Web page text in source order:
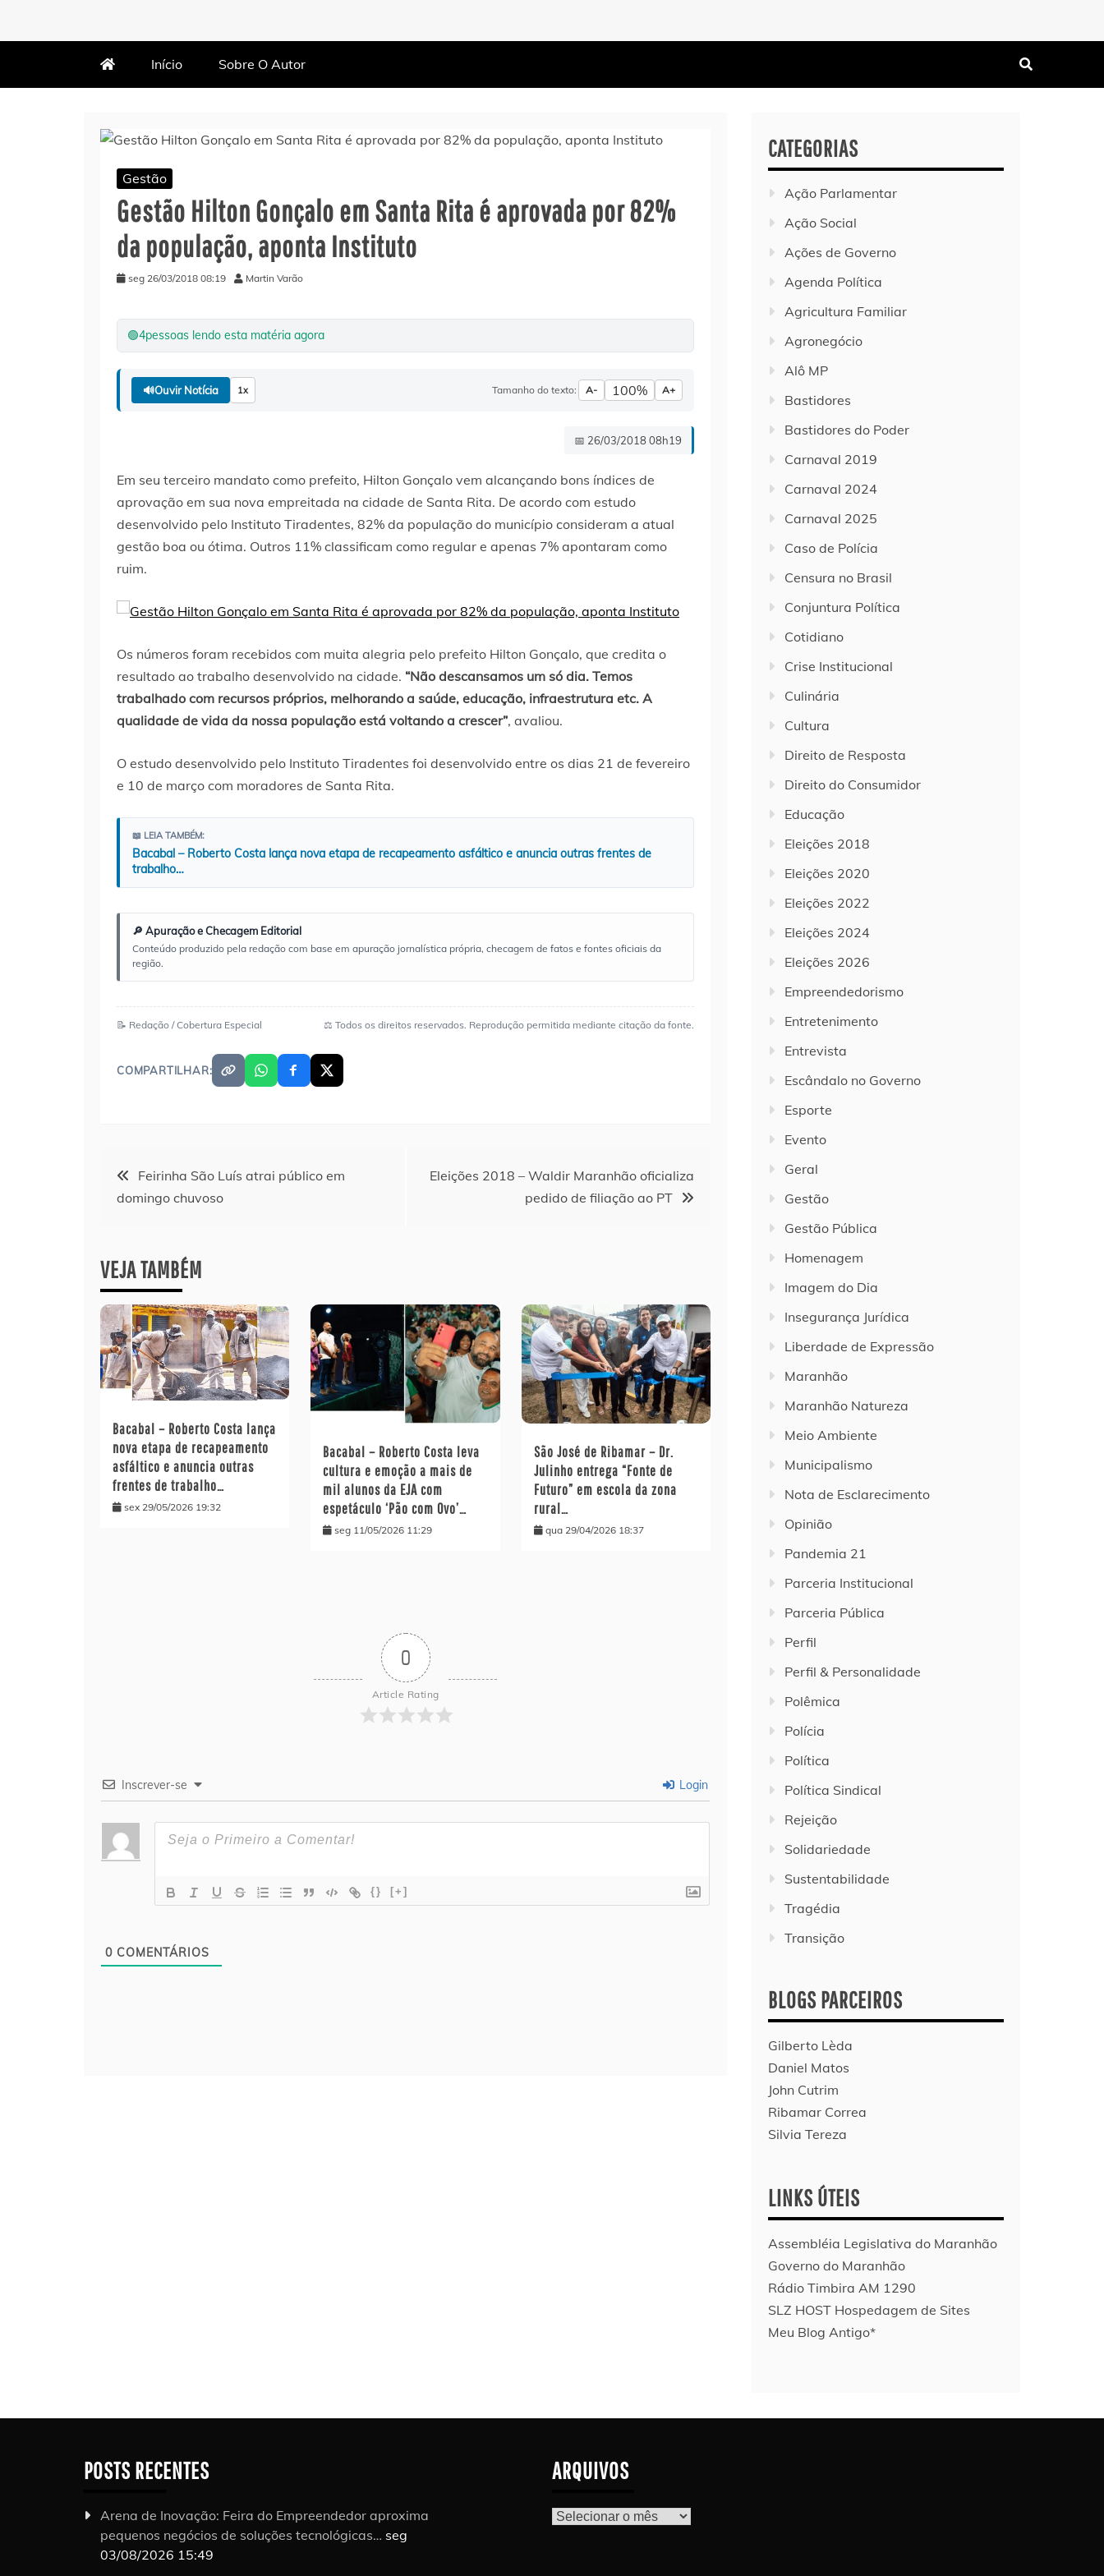
Início Sobre O Autor
Gestão
Gestão Hilton Gonçalo em Santa Rita é aprovada por 82%
da população, aponta Instituto
seg 26/03/2018 08:19 Martin Varão
🟢4pessoas lendo esta matéria agora
🔊Ouvir Notícia 1x Tamanho do texto: A- 100% A+
📅 26/03/2018 08h19
Em seu terceiro mandato como prefeito, Hilton Gonçalo vem alcançando bons índices de
aprovação em sua nova empreitada na cidade de Santa Rita. De acordo com estudo
desenvolvido pelo Instituto Tiradentes, 82% da população do município consideram a atual
gestão boa ou ótima. Outros 11% classificam como regular e apenas 7% apontaram como
ruim.
Os números foram recebidos com muita alegria pelo prefeito Hilton Gonçalo, que credita o
resultado ao trabalho desenvolvido na cidade. “Não descansamos um só dia. Temos
trabalhado com recursos próprios, melhorando a saúde, educação, infraestrutura etc. A
qualidade de vida da nossa população está voltando a crescer”, avaliou.
O estudo desenvolvido pelo Instituto Tiradentes foi desenvolvido entre os dias 21 de fevereiro
e 10 de março com moradores de Santa Rita.
📖 LEIA TAMBÉM:
Bacabal – Roberto Costa lança nova etapa de recapeamento asfáltico e anuncia outras frentes de
trabalho…
🔎 Apuração e Checagem Editorial
Conteúdo produzido pela redação com base em apuração jornalística própria, checagem de fatos e fontes oficiais da
região.
📝 Redação / Cobertura Especial ⚖️ Todos os direitos reservados. Reprodução permitida mediante citação da fonte.
COMPARTILHAR:
Navegação
Post
Feirinha São Luís atrai público em
domingo chuvoso
Eleições 2018 – Waldir Maranhão oficializa
pedido de filiação ao PT
VEJA TAMBÉM
Bacabal – Roberto Costa lança
nova etapa de recapeamento
asfáltico e anuncia outras
frentes de trabalho…
sex 29/05/2026 19:32
Bacabal – Roberto Costa leva
cultura e emoção a mais de
mil alunos da EJA com
espetáculo ‘Pão com Ovo’…
seg 11/05/2026 11:29
São José de Ribamar – Dr.
Julinho entrega “Fonte de
Futuro” em escola da zona
rural…
qua 29/04/2026 18:37
0
Article Rating
Inscrever-se Login
{} [+]
0 COMENTÁRIOS
CATEGORIAS
Ação Parlamentar
Ação Social
Ações de Governo
Agenda Política
Agricultura Familiar
Agronegócio
Alô MP
Bastidores
Bastidores do Poder
Carnaval 2019
Carnaval 2024
Carnaval 2025
Caso de Polícia
Censura no Brasil
Conjuntura Política
Cotidiano
Crise Institucional
Culinária
Cultura
Direito de Resposta
Direito do Consumidor
Educação
Eleições 2018
Eleições 2020
Eleições 2022
Eleições 2024
Eleições 2026
Empreendedorismo
Entretenimento
Entrevista
Escândalo no Governo
Esporte
Evento
Geral
Gestão
Gestão Pública
Homenagem
Imagem do Dia
Insegurança Jurídica
Liberdade de Expressão
Maranhão
Maranhão Natureza
Meio Ambiente
Municipalismo
Nota de Esclarecimento
Opinião
Pandemia 21
Parceria Institucional
Parceria Pública
Perfil
Perfil & Personalidade
Polêmica
Polícia
Política
Política Sindical
Rejeição
Solidariedade
Sustentabilidade
Tragédia
Transição
BLOGS PARCEIROS
Gilberto Lèda
Daniel Matos
John Cutrim
Ribamar Correa
Silvia Tereza
LINKS ÚTEIS
Assembléia Legislativa do Maranhão
Governo do Maranhão
Rádio Timbira AM 1290
SLZ HOST Hospedagem de Sites
Meu Blog Antigo*
POSTS RECENTES
Arena de Inovação: Feira do Empreendedor aproxima
pequenos negócios de soluções tecnológicas… seg
03/08/2026 15:49
ARQUIVOS
Arquivos